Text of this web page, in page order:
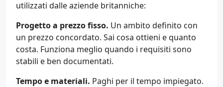
utilizzati dalle aziende britanniche:
Progetto a prezzo fisso. Un ambito definito con
un prezzo concordato. Sai cosa ottieni e quanto
costa. Funziona meglio quando i requisiti sono
stabili e ben documentati.
Tempo e materiali. Paghi per il tempo impiegato.